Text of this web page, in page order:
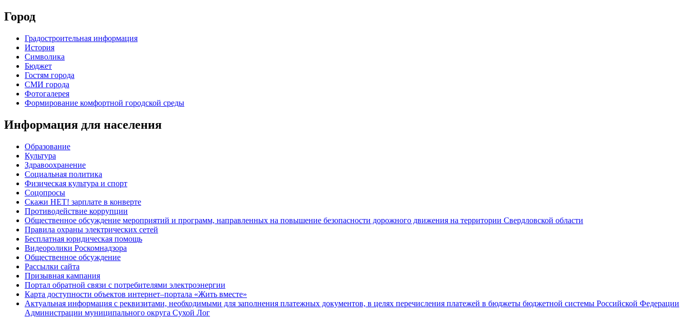
Город
Градостроительная информация
История
Символика
Бюджет
Гостям города
СМИ города
Фотогалерея
Формирование комфортной городской среды
Информация для населения
Образование
Культура
Здравоохранение
Социальная политика
Физическая культура и спорт
Соцопросы
Скажи НЕТ! зарплате в конверте
Противодействие коррупции
Общественное обсуждение мероприятий и программ, направленных на повышение безопасности дорожного движения на территории Свердловской области
Правила охраны электрических сетей
Бесплатная юридическая помощь
Видеоролики Роскомнадзора
Общественное обсуждение
Рассылки сайта
Призывная кампания
Портал обратной связи с потребителями электроэнергии
Карта доступности объектов интернет–портала «Жить вместе»
Актуальная информация с реквизитами, необходимыми для заполнения платежных документов, в целях перечисления платежей в бюджеты бюджетной системы Российской Федерации
Администрации муниципального округа Сухой Лог